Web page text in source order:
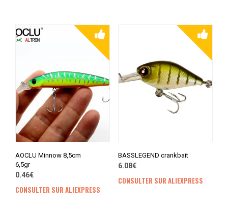
AOCLU Minnow 8,5cm
6,5gr
0.46€
CONSULTER SUR ALIEXPRESS
BASSLEGEND crankbait
6.08€
CONSULTER SUR ALIEXPRESS